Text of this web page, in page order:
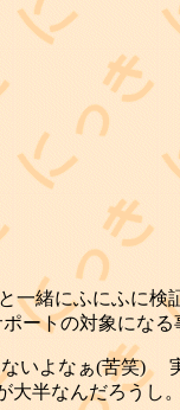
一緒にふにふに検
ートの対象になる
いよなぁ(苦笑)
半なんだろうし。